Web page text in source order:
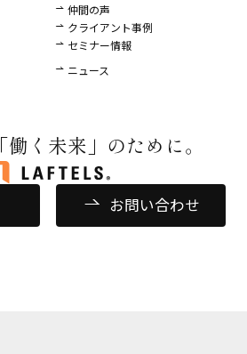
「働く未来」のために。
仲間の声
クライアント事例
セミナー情報
ニュース
お問い合わせ